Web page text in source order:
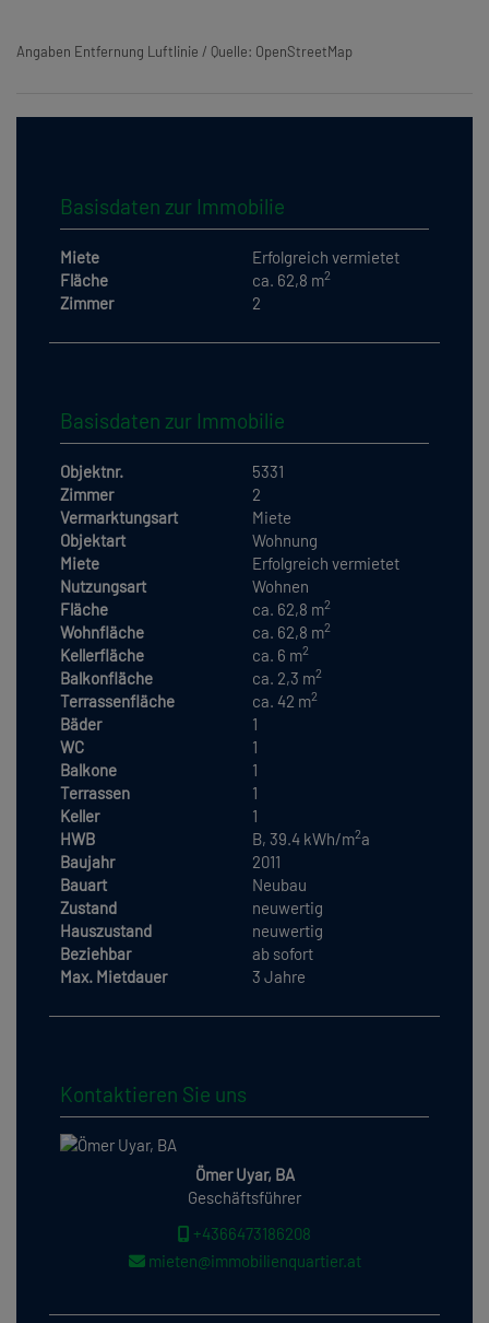
Angaben Entfernung Luftlinie / Quelle: OpenStreetMap
Basisdaten zur Immobilie
Miete
Erfolgreich vermietet
Fläche
ca. 62,8 m2
Zimmer 2
Basisdaten zur Immobilie
Objektnr.
5331
Zimmer
2
Vermarktungsart
Miete
Objektart
Wohnung
Miete
Erfolgreich vermietet
Nutzungsart
Wohnen
Fläche
ca. 62,8 m2
Wohnfläche ca. 62,8 m2
Kellerfläche ca. 6 m2
Balkonfläche ca. 2,3 m2
Terrassenfläche ca. 42 m2
Bäder
1
WC
1
Balkone
1
Terrassen
1
Keller
1
HWB
B, 39.4 kWh/m2a
Baujahr
2011
Bauart
Neubau
Zustand
neuwertig
Hauszustand
neuwertig
Beziehbar
ab sofort
Max. Mietdauer
3 Jahre
Kontaktieren Sie uns
Ömer Uyar, BA
Geschäftsführer
+4366473186208
mieten@immobilienquartier.at